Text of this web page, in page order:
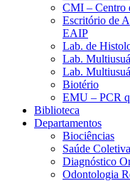
CMI – Centro
Escritório de
EAIP
Lab. de
Lab.
Lab.
Biotério
EMU – PCR
Biblioteca
Departamentos
Biociências
Saúde
Diagnóstico
Odontologia